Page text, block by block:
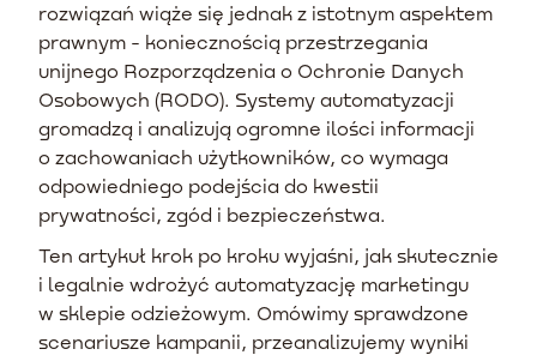
rozwiązań wiąże się jednak z istotnym aspektem
prawnym - koniecznością przestrzegania
unijnego Rozporządzenia o Ochronie Danych
Osobowych (RODO). Systemy automatyzacji
gromadzą i analizują ogromne ilości informacji
o zachowaniach użytkowników, co wymaga
odpowiedniego podejścia do kwestii
prywatności, zgód i bezpieczeństwa.
Ten artykuł krok po kroku wyjaśni, jak skutecznie
i legalnie wdrożyć automatyzację marketingu
w sklepie odzieżowym. Omówimy sprawdzone
scenariusze kampanii, przeanalizujemy wyniki